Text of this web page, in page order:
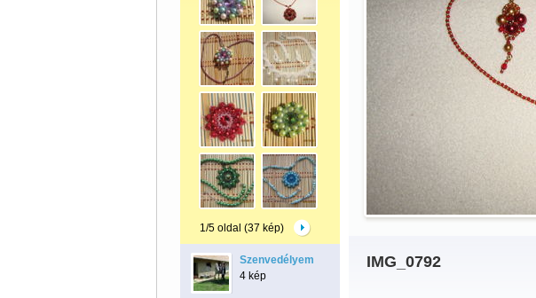
1/5 oldal (37 kép)
Szenvedélyem
4 kép
IMG_0792